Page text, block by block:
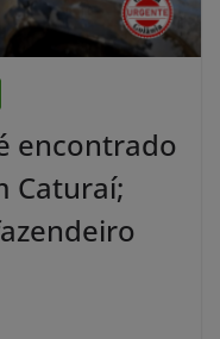
encontrado
Caturaí;